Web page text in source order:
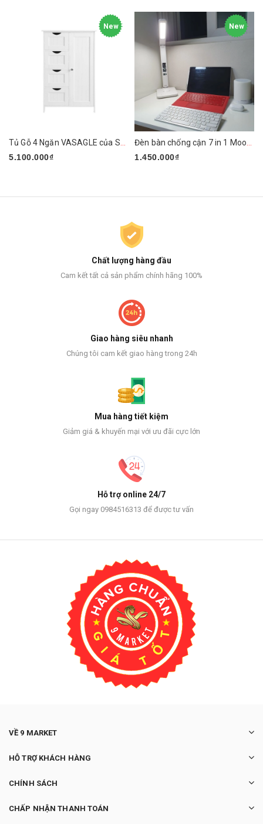
New
5.100.000₫
New
1.450.000₫
Chất lượng hàng đầu
Cam kết tất cả sản phẩm chính hãng 100%
Giao hàng siêu nhanh
Chúng tôi cam kết giao hàng trong 24h
Mua hàng tiết kiệm
Giảm giá & khuyến mại với ưu đãi cực lớn
Hỗ trợ online 24/7
Gọi ngay 0984516313 để được tư vấn
VỀ 9 MARKET
HỖ TRỢ KHÁCH HÀNG
CHÍNH SÁCH
CHẤP NHẬN THANH TOÁN